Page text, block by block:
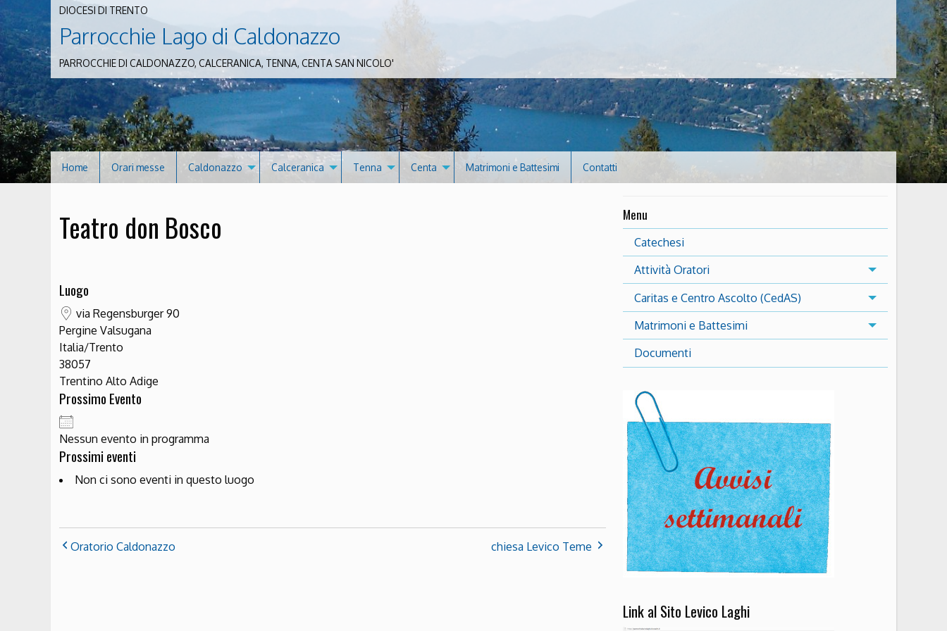
DIOCESI DI TRENTO
Parrocchie Lago di Caldonazzo
PARROCCHIE DI CALDONAZZO, CALCERANICA, TENNA, CENTA SAN NICOLO'
Home Orari messe Caldonazzo Calceranica Tenna Centa Matrimoni e Battesimi Contatti
Teatro don Bosco
Luogo
via Regensburger 90
Pergine Valsugana
Italia/Trento
38057
Trentino Alto Adige
Prossimo Evento
Nessun evento in programma
Prossimi eventi
Non ci sono eventi in questo luogo
Oratorio Caldonazzo chiesa Levico Teme
Menu
Catechesi
Attività Oratori
Caritas e Centro Ascolto (CedAS)
Matrimoni e Battesimi
Documenti
Link al Sito Levico Laghi